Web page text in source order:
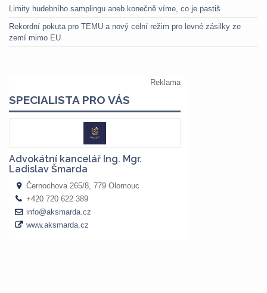
Limity hudebního samplingu aneb konečně víme, co je pastiš
Rekordní pokuta pro TEMU a nový celní režim pro levné zásilky ze
zemí mimo EU